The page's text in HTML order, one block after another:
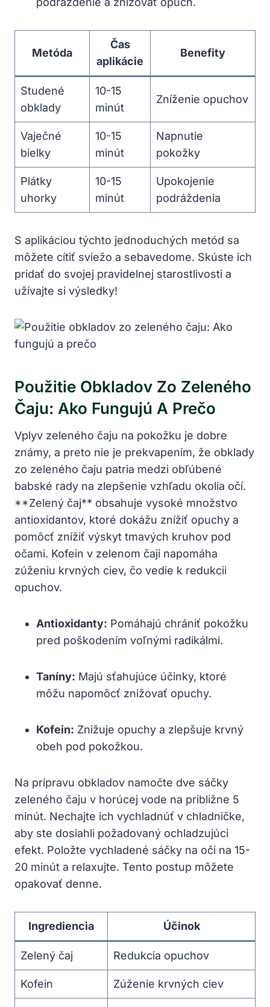
Metóda
Čas
aplikácie
Benefity
Studené
obklady
10-15
minút
Zníženie opuchov
Vaječné
bielky
10-15
minút
Napnutie
pokožky
Plátky
uhorky
10-15
minút
Upokojenie
podráždenia
S aplikáciou týchto jednoduchých metód sa‍
môžete cítiť sviežo a sebavedome. Skúste‌ ich
pridať do svojej⁢ pravidelnej starostlivosti a
užívajte si‌ výsledky!
Použitie Obkladov Zo Zeleného
Čaju: Ako‌ Fungujú A Prečo
Vplyv zeleného čaju na pokožku je dobre⁤
známy, a preto nie⁤ je prekvapením, že obklady
zo zeleného čaju patria medzi obľúbené
babské rady na zlepšenie vzhľadu okolia očí.
**Zelený⁣ čaj** obsahuje vysoké množstvo
antioxidantov, ktoré dokážu znížiť opuchy a
pomôcť znížiť výskyt tmavých ​kruhov pod
očami. ⁤Kofein ‌v ‌zelenom čaji napomáha
zúženiu ⁢krvných ciev, čo vedie k redukcii
‍opuchov.
Antioxidanty: Pomáhajú chrániť pokožku
pred poškodením voľnými radikálmi.
Taníny: Majú sťahujúce účinky, ktoré
môžu napomôcť‍ znižovať‌ opuchy.
Kofein: Znižuje opuchy a zlepšuje krvný
obeh pod pokožkou.
Na prípravu⁣ obkladov namočte dve sáčky
zeleného čaju v‍ horúcej vode na približne 5
minút. Nechajte ​ich vychladnúť v chladničke,
aby ste dosiahli požadovaný ochladzujúci⁤
efekt. Položte vychladené sáčky na oči na 15-
20 minút a ‌relaxujte. ​Tento‍ postup môžete
opakovať denne.
Ingrediencia Účinok
Zelený čaj Redukcia opuchov
Kofein Zúženie krvných ciev